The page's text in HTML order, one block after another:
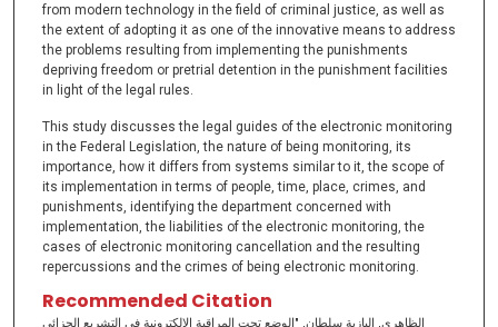
from modern technology in the field of criminal justice, as well as
the extent of adopting it as one of the innovative means to address
the problems resulting from implementing the punishments
depriving freedom or pretrial detention in the punishment facilities
in light of the legal rules.
This study discusses the legal guides of the electronic monitoring
in the Federal Legislation, the nature of being monitoring, its
importance, how it differs from systems similar to it, the scope of
its implementation in terms of people, time, place, crimes, and
punishments, identifying the department concerned with
implementation, the liabilities of the electronic monitoring, the
cases of electronic monitoring cancellation and the resulting
repercussions and the crimes of being electronic monitoring.
Recommended Citation
الظاهري, اليازية سلطان, "الوضع تحت المراقبة الالكترونية في التشريع الجزائي